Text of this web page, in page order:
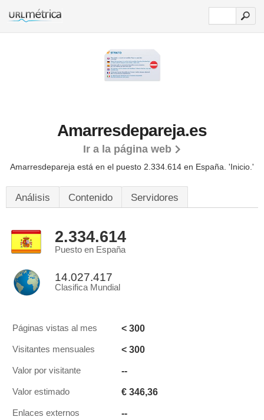
Amarresdepareja.es
Ir a la página web
Amarresdepareja está en el puesto 2.334.614 en España. 'Inicio.'
Análisis Contenido Servidores
2.334.614
Puesto en España
14.027.417
Clasifica Mundial
Páginas vistas al mes < 300
Visitantes mensuales < 300
Valor por visitante --
Valor estimado € 346,36
Enlaces externos --